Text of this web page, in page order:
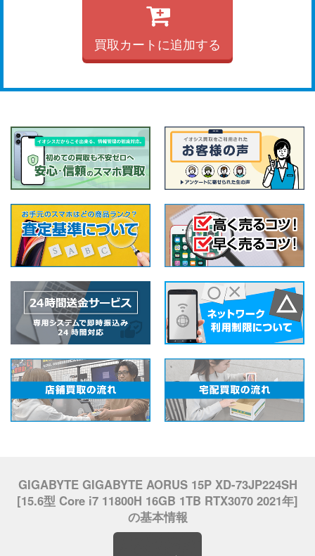
買取カートに追加する
GIGABYTE GIGABYTE AORUS 15P XD-73JP224SH
[15.6型 Core i7 11800H 16GB 1TB RTX3070 2021年]
の基本情報